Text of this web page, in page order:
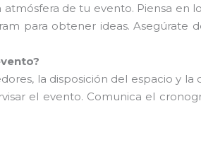
de tu evento. Piensa en
para obtener ideas.
la disposición del espacio y
el evento. Comunica el